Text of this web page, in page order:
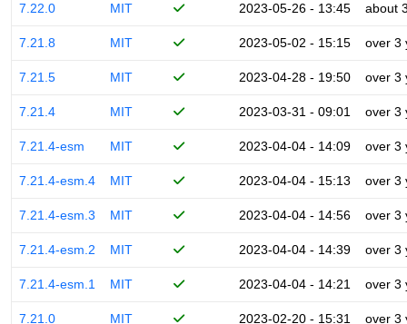
7.22.0 MIT 2023-05-26 - 13:45 about
7.21.8 MIT 2023-05-02 - 15:15 over 3
7.21.5 MIT 2023-04-28 - 19:50 over 3
7.21.4 MIT 2023-03-31 - 09:01 over 3
7.21.4-esm MIT 2023-04-04 - 14:09 over 3
7.21.4-esm.4 MIT 2023-04-04 - 15:13 over 3
7.21.4-esm.3 MIT 2023-04-04 - 14:56 over 3
7.21.4-esm.2 MIT 2023-04-04 - 14:39 over 3
7.21.4-esm.1 MIT 2023-04-04 - 14:21 over 3
7.21.0 MIT 2023-02-20 - 15:31 over 3